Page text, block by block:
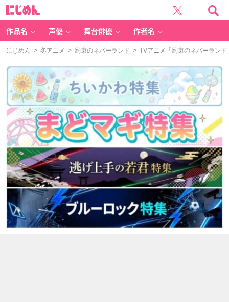
作品名 声優 舞台俳優 作者名
にじめん > 冬アニメ > 約束のネバーランド > TVアニメ「約束のネバーラン